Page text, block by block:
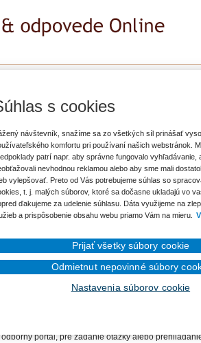
na stravovanie zo
zdaňovania alebo nezdaňovania
na stravovanie zo sociálneho fondu nie
poskytnutý pozadu? Napríklad,
a finančný príspevok na stravovanie sa
zo SF 0,70 €?
užívateľovi.
portál, pre zadanie otázky alebo
s cookies
návštevník, snažíme sa zo všetkých síl prinášať
komfortu pri používaní našich webstránok.
patrí napr. aby správne fungovalo vyhľadávanie,
nevhodnou reklamou alebo aby sme mali
vylepšovať. Preto od Vás potrebujeme súhlas so
t. j. malých súborov, ktoré sa dočasne ukladajú vo
ďakujeme za udelenie súhlasu. Dáta využijeme na
a prispôsobenie obsahu webu priamo Vám na mieru.
Nastavenia súborov cookie
Odmietnut nepovinné súbory
Prijať všetky súbory cookie